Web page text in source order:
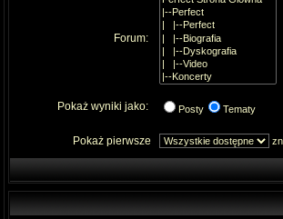
Forum:
Pokaż wyniki jako: Posty Tematy
Pokaż pierwsze